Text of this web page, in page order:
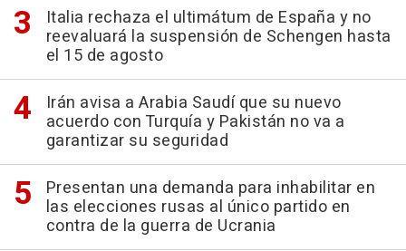
Italia rechaza el ultimátum de España y no
reevaluará la suspensión de Schengen hasta
el 15 de agosto
Irán avisa a Arabia Saudí que su nuevo
acuerdo con Turquía y Pakistán no va a
garantizar su seguridad
Presentan una demanda para inhabilitar en
las elecciones rusas al único partido en
contra de la guerra de Ucrania